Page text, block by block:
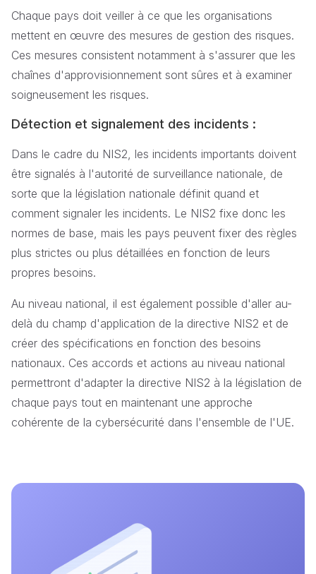
Chaque pays doit veiller à ce que les organisations
mettent en œuvre des mesures de gestion des risques.
Ces mesures consistent notamment à s'assurer que les
chaînes d'approvisionnement sont sûres et à examiner
soigneusement les risques.
Détection et signalement des incidents :
Dans le cadre du NIS2, les incidents importants doivent
être signalés à l'autorité de surveillance nationale, de
sorte que la législation nationale définit quand et
comment signaler les incidents. Le NIS2 fixe donc les
normes de base, mais les pays peuvent fixer des règles
plus strictes ou plus détaillées en fonction de leurs
propres besoins.
Au niveau national, il est également possible d'aller au-
delà du champ d'application de la directive NIS2 et de
créer des spécifications en fonction des besoins
nationaux. Ces accords et actions au niveau national
permettront d'adapter la directive NIS2 à la législation de
chaque pays tout en maintenant une approche
cohérente de la cybersécurité dans l'ensemble de l'UE.